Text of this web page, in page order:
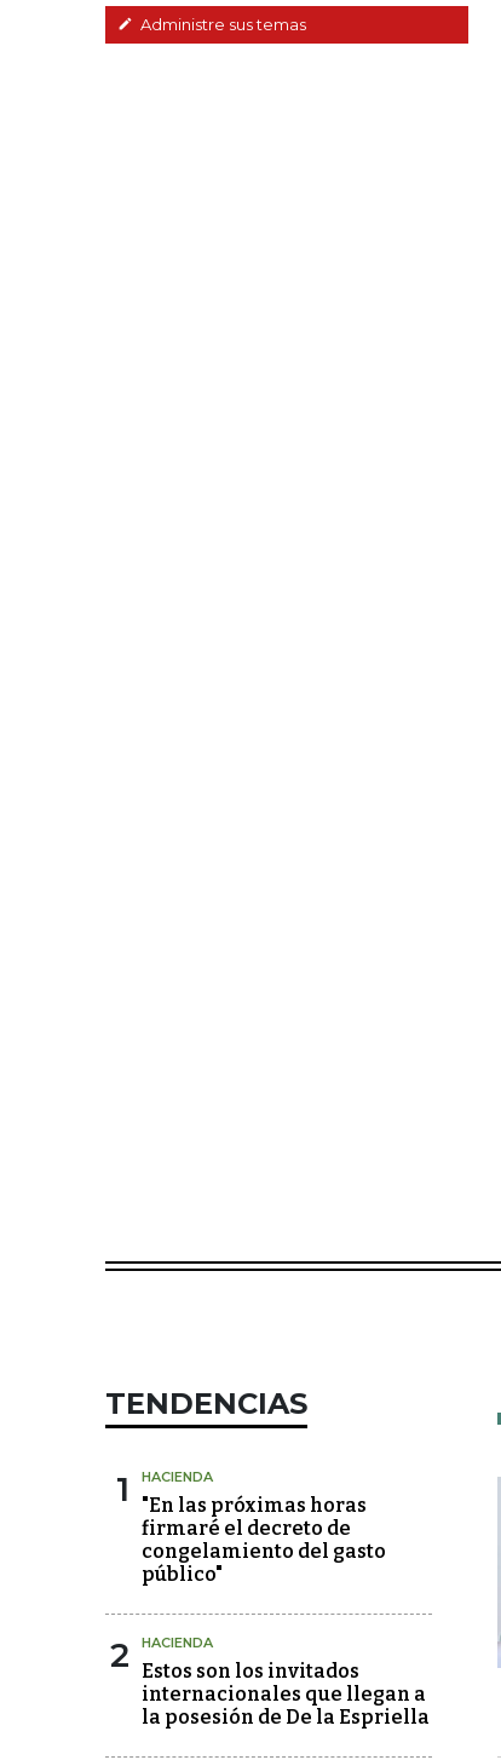
Administre sus temas
TENDENCIAS
1 HACIENDA
"En las próximas horas
firmaré el decreto de
congelamiento del gasto
público"
2 HACIENDA
Estos son los invitados
internacionales que llegan a
la posesión de De la Espriella